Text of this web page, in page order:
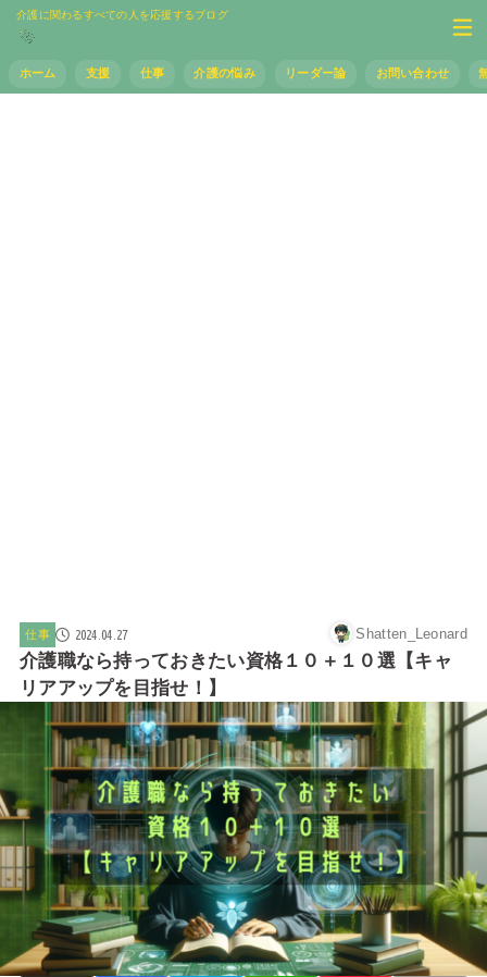
介護に関わるすべての人を応援するブログ
ホーム 支援 仕事 介護の悩み リーダー論 お問い合わせ
仕事 2024.04.27 Shatten_Leonard
介護職なら持っておきたい資格１０＋１０選【キャ
リアアップを目指せ！】